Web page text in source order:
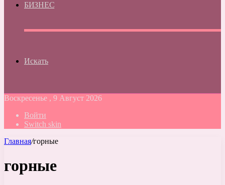
БИЗНЕС
Искать
Воскресенье , 9 Август 2026
Войти
Switch skin
Главная/горные
горные